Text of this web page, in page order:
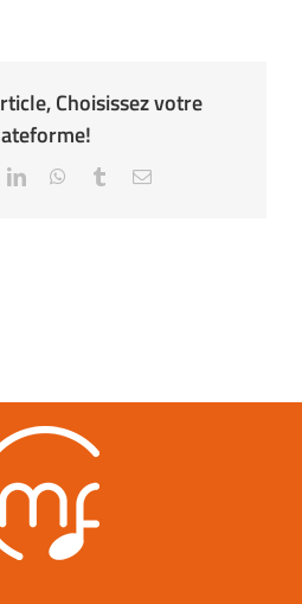
Choisissez votre
LinkedInWhatsApp
TumblrEmail